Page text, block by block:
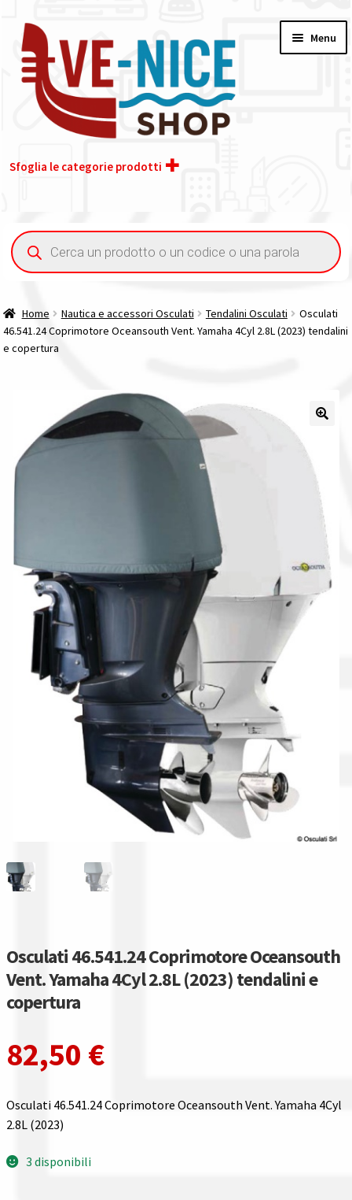
alla
navigazione
contenuto
Menu
Sfoglia le categorie prodotti
Acquisto iva 4% (agevolata)
Contatti
La nostra azienda
Condizioni generali
Acquisti in rete pubblica amministrazione
Bonus fiscali 2025
Diritto di recesso
Garanzia del produttore
Gestione resi
Guida all’utilizzo del sito
Confronta
I nostri negozi
Riepilogo ordine
Spedizioni in europa
Tutte le categorie dei prodotti
Wishlist
Ricerca
prodotti
Home Nautica e accessori Osculati Tendalini Osculati
Osculati
46.541.24 Coprimotore Oceansouth Vent. Yamaha 4Cyl 2.8L (2023) tendalini
e copertura
Osculati 46.541.24 Coprimotore Oceansouth
Vent. Yamaha 4Cyl 2.8L (2023) tendalini e
copertura
82,50 €
Osculati 46.541.24 Coprimotore Oceansouth Vent. Yamaha 4Cyl
2.8L (2023)
3 disponibili